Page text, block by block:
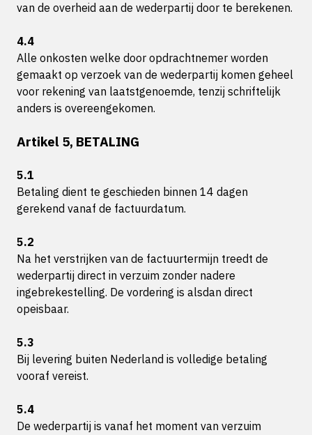
van de overheid aan de wederpartij door te berekenen.
4.4
Alle onkosten welke door opdrachtnemer worden
gemaakt op verzoek van de wederpartij komen geheel
voor rekening van laatstgenoemde, tenzij schriftelijk
anders is overeengekomen.
Artikel 5, BETALING
5.1
Betaling dient te geschieden binnen 14 dagen
gerekend vanaf de factuurdatum.
5.2
Na het verstrijken van de factuurtermijn treedt de
wederpartij direct in verzuim zonder nadere
ingebrekestelling. De vordering is alsdan direct
opeisbaar.
5.3
Bij levering buiten Nederland is volledige betaling
vooraf vereist.
5.4
De wederpartij is vanaf het moment van verzuim